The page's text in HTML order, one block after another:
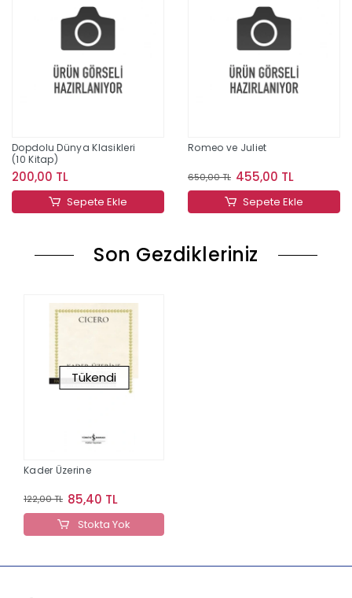
Dopdolu Dünya Klasikleri
(10 Kitap)
200,00 TL
Sepete Ekle
Romeo ve Juliet
650,00 TL 455,00 TL
Sepete Ekle
Son Gezdikleriniz
Tükendi
Kader Üzerine
122,00 TL 85,40 TL
Stokta Yok